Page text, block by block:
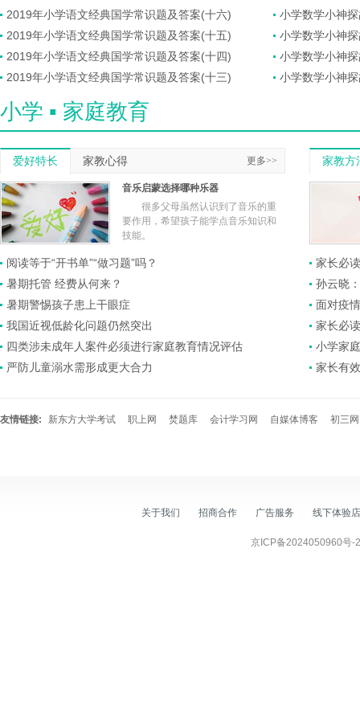
2019年小学语文经典国学常识题及答案(十六)
2019年小学语文经典国学常识题及答案(十五)
2019年小学语文经典国学常识题及答案(十四)
2019年小学语文经典国学常识题及答案(十三)
小学数学小神
小学数学小神
小学数学小神
小学数学小神
小学 ▪ 家庭教育
爱好特长 家教心得 更多>>
音乐启蒙选择哪种乐器
很多父母虽然认识到了音乐的重
要作用，希望孩子能学点音乐知识和
技能。
阅读等于“开书单”“做习题”吗？
暑期托管 经费从何来？
暑期警惕孩子患上干眼症
我国近视低龄化问题仍然突出
四类涉未成年人案件必须进行家庭教育情况评估
严防儿童溺水需形成更大合力
家教方
家长必
孙云晓
面对疫
家长必
小学家
家长有
友情链接: 新东方大学考试 职上网 焚题库 会计学习网 自媒体博客 初三网
关于我们 招商合作 广告服务 线下体验店
京ICP备2024050960号-2